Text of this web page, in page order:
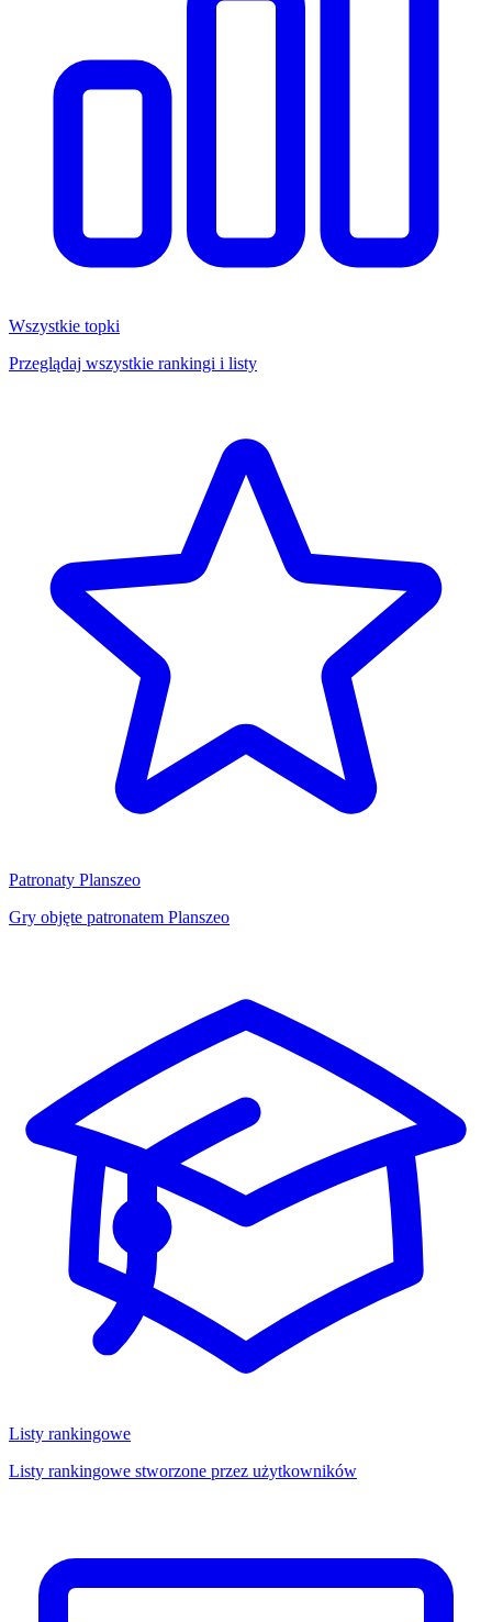
Wszystkie topki
Przeglądaj wszystkie rankingi i listy
Patronaty Planszeo
Gry objęte patronatem Planszeo
Listy rankingowe
Listy rankingowe stworzone przez użytkowników